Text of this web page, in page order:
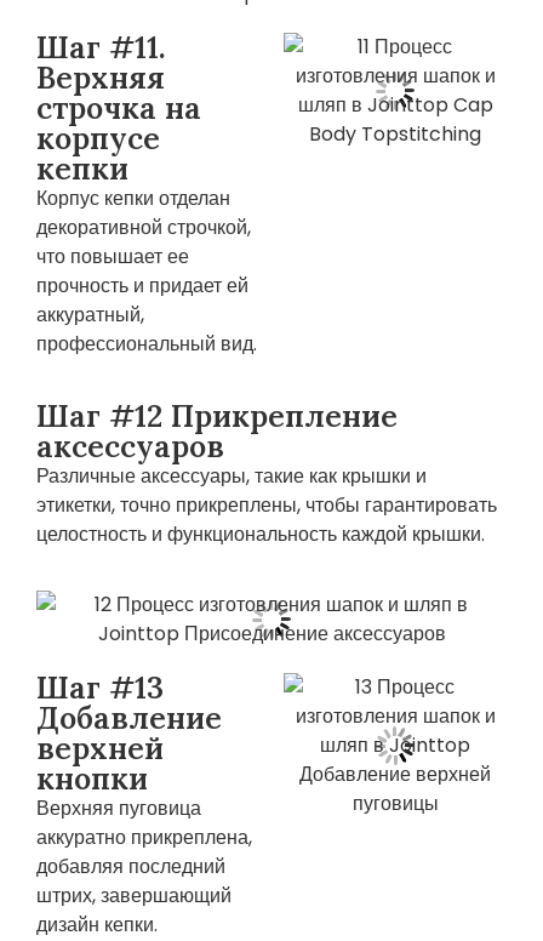
Шаг #11.
Верхняя
строчка на
корпусе
кепки
Корпус кепки отделан
декоративной строчкой,
что повышает ее
прочность и придает ей
аккуратный,
профессиональный вид.
Шаг #12 Прикрепление
аксессуаров
Различные аксессуары, такие как крышки и
этикетки, точно прикреплены, чтобы гарантировать
целостность и функциональность каждой крышки.
Шаг #13
Добавление
верхней
кнопки
Верхняя пуговица
аккуратно прикреплена,
добавляя последний
штрих, завершающий
дизайн кепки.